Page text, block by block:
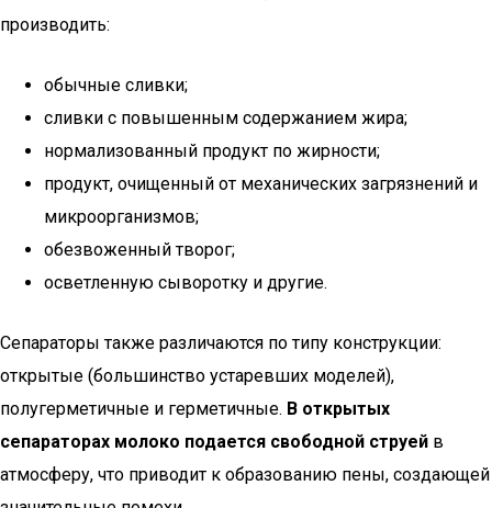
производить:
обычные сливки;
сливки с повышенным содержанием жира;
нормализованный продукт по жирности;
продукт, очищенный от механических загрязнений и
микроорганизмов;
обезвоженный творог;
осветленную сыворотку и другие.
Сепараторы также различаются по типу конструкции:
открытые (большинство устаревших моделей),
полугерметичные и герметичные. В открытых
сепараторах молоко подается свободной струей в
атмосферу, что приводит к образованию пены, создающей